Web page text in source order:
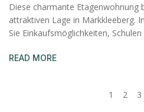
Diese charmante Etagenwohnung
attraktiven Lage in Markkleeberg.
Sie Einkaufsmöglichkeiten,
READ MORE
1 2 3